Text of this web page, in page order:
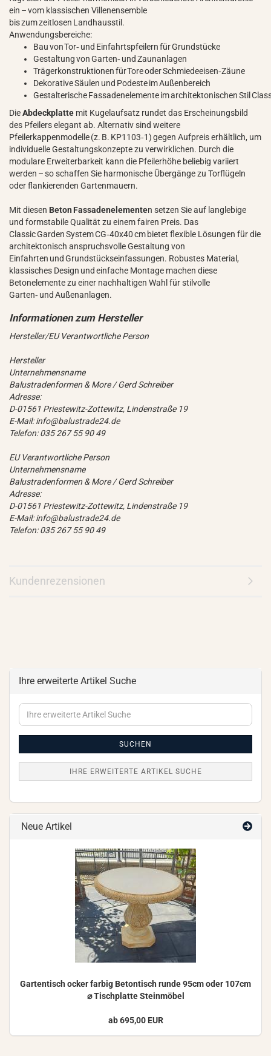
ein – vom klassischen Villenensemble
bis zum zeitlosen Landhausstil.
Anwendungsbereiche:
Bau von Tor‑ und Einfahrtspfeilern für Grundstücke
Gestaltung von Garten‑ und Zaunanlagen
Trägerkonstruktionen für Tore oder Schmiedeeisen‑Zäune
Dekorative Säulen und Podeste im Außenbereich
Gestalterische Fassadenelemente im architektonischen Stil
DieAbdeckplatte mit Kugelaufsatz rundet das Erscheinungsbild
des Pfeilers elegant ab. Alternativ sind weitere
Pfeilerkappenmodelle (z. B. KP1103‑1) gegen Aufpreis erhältlich, um
individuelle Gestaltungskonzepte zu verwirklichen. Durch die
modulare Erweiterbarkeit kann die Pfeilerhöhe beliebig variiert
werden – so schaffen Sie harmonische Übergänge zu Torflügeln
oder flankierenden Gartenmauern.
Mit diesen Beton Fassadenelementen setzen Sie auf langlebige
und formstabile Qualität zu einem fairen Preis. Das
Classic Garden System CG‑40x40 cm bietet flexible Lösungen für die
architektonisch anspruchsvolle Gestaltung von
Einfahrten und Grundstückseinfassungen. Robustes Material,
klassisches Design und einfache Montage machen diese
Betonelemente zu einer nachhaltigen Wahl für stilvolle
Garten‑ und Außenanlagen.
Hersteller/EU Verantwortliche Person
Hersteller
Unternehmensname
Balustradenformen & More / Gerd Schreiber
Adresse:
D-01561 Priestewitz-Zottewitz, Lindenstraße 19
E-Mail: info@balustrade24.de
Telefon: 035 267 55 90 49
EU Verantwortliche Person
Unternehmensname
Balustradenformen & More / Gerd Schreiber
Adresse:
D-01561 Priestewitz-Zottewitz, Lindenstraße 19
E-Mail: info@balustrade24.de
Telefon: 035 267 55 90 49
Kundenrezensionen
Ihre erweiterte Artikel Suche
Ihre
erweiterte
SUCHEN
IHRE ERWEITERTE ARTIKEL SUCHE
Neue Artikel
Gar­ten­tisch ocker far­big Be­ton­tisch runde 95cm oder 107cm
⌀ Tisch­plat­te Stein­mö­bel
ab 695,00 EUR